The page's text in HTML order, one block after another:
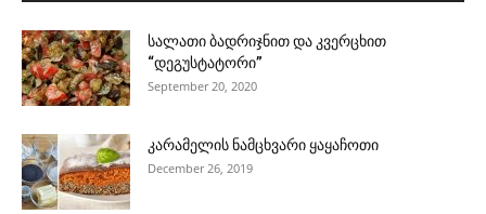
სალათი ბადრიჯნით და კვერცხით
“დეგუსტატორი”
September 20, 2020
კარამელის ნამცხვარი ყაყაჩოთი
December 26, 2019